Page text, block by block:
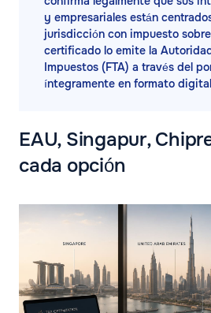
y empresariales están
jurisdicción con impuesto
certificado lo emite la
Impuestos (FTA) a través del
íntegramente en formato
EAU, Singapur,
cada opción